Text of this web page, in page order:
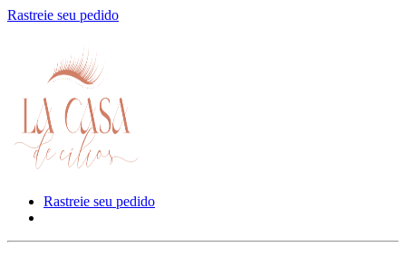
Rastreie seu pedido
Rastreie seu pedido